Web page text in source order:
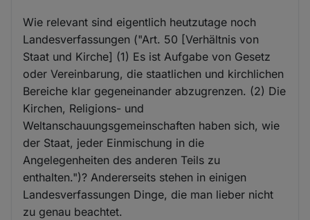
Wie relevant sind eigentlich heutzutage noch
Landesverfassungen ("Art. 50 [Verhältnis von
Staat und Kirche] (1) Es ist Aufgabe von Gesetz
oder Vereinbarung, die staatlichen und kirchlichen
Bereiche klar gegeneinander abzugrenzen. (2) Die
Kirchen, Religions- und
Weltanschauungsgemeinschaften haben sich, wie
der Staat, jeder Einmischung in die
Angelegenheiten des anderen Teils zu
enthalten.")? Andererseits stehen in einigen
Landesverfassungen Dinge, die man lieber nicht
zu genau beachtet.